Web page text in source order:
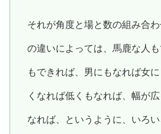
それが角度と場と数の組み合
の違いによっては、馬鹿な人
もできれば、男にもなれば女
くなれば低くもなれば、幅が
なれば、というように、いろ